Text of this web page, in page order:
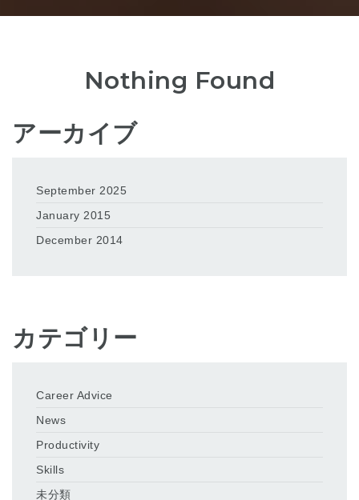
Nothing Found
アーカイブ
September 2025
January 2015
December 2014
カテゴリー
Career Advice
News
Productivity
Skills
未分類